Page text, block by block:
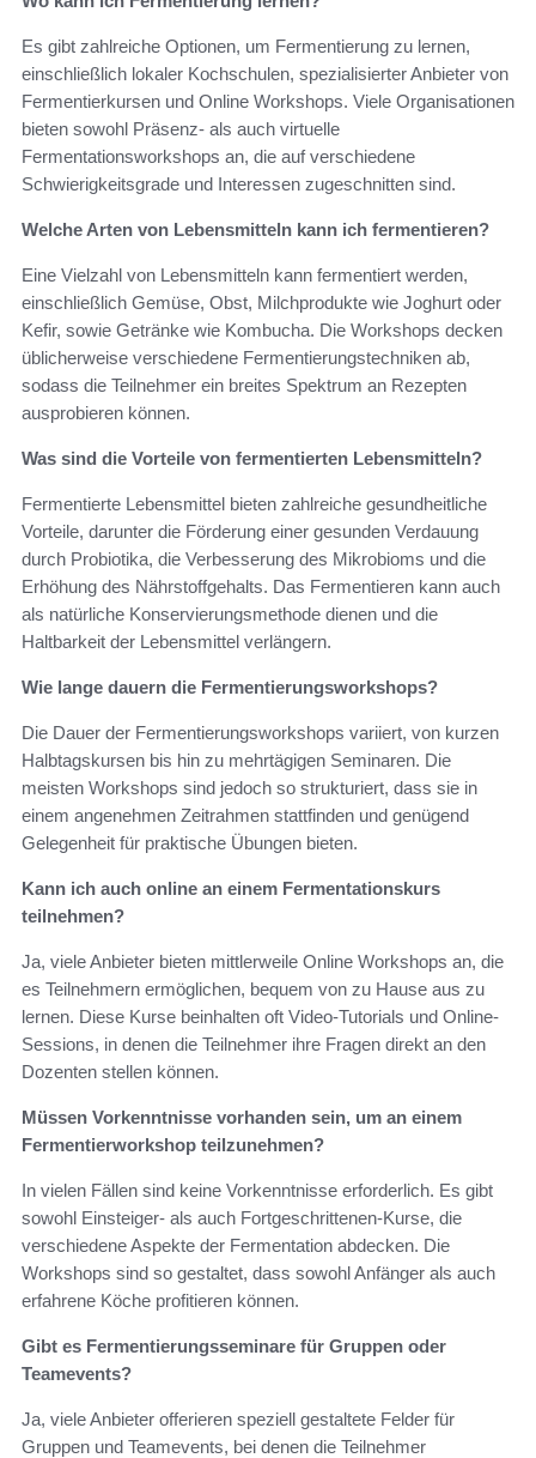
Es gibt zahlreiche Optionen, um Fermentierung zu lernen,
einschließlich lokaler Kochschulen, spezialisierter Anbieter von
Fermentierkursen und Online Workshops. Viele Organisationen
bieten sowohl Präsenz- als auch virtuelle
Fermentationsworkshops an, die auf verschiedene
Schwierigkeitsgrade und Interessen zugeschnitten sind.
Welche Arten von Lebensmitteln kann ich fermentieren?
Eine Vielzahl von Lebensmitteln kann fermentiert werden,
einschließlich Gemüse, Obst, Milchprodukte wie Joghurt oder
Kefir, sowie Getränke wie Kombucha. Die Workshops decken
üblicherweise verschiedene Fermentierungstechniken ab,
sodass die Teilnehmer ein breites Spektrum an Rezepten
ausprobieren können.
Was sind die Vorteile von fermentierten Lebensmitteln?
Fermentierte Lebensmittel bieten zahlreiche gesundheitliche
Vorteile, darunter die Förderung einer gesunden Verdauung
durch Probiotika, die Verbesserung des Mikrobioms und die
Erhöhung des Nährstoffgehalts. Das Fermentieren kann auch
als natürliche Konservierungsmethode dienen und die
Haltbarkeit der Lebensmittel verlängern.
Wie lange dauern die Fermentierungsworkshops?
Die Dauer der Fermentierungsworkshops variiert, von kurzen
Halbtagskursen bis hin zu mehrtägigen Seminaren. Die
meisten Workshops sind jedoch so strukturiert, dass sie in
einem angenehmen Zeitrahmen stattfinden und genügend
Gelegenheit für praktische Übungen bieten.
Kann ich auch online an einem Fermentationskurs
teilnehmen?
Ja, viele Anbieter bieten mittlerweile Online Workshops an, die
es Teilnehmern ermöglichen, bequem von zu Hause aus zu
lernen. Diese Kurse beinhalten oft Video-Tutorials und Online-
Sessions, in denen die Teilnehmer ihre Fragen direkt an den
Dozenten stellen können.
Müssen Vorkenntnisse vorhanden sein, um an einem
Fermentierworkshop teilzunehmen?
In vielen Fällen sind keine Vorkenntnisse erforderlich. Es gibt
sowohl Einsteiger- als auch Fortgeschrittenen-Kurse, die
verschiedene Aspekte der Fermentation abdecken. Die
Workshops sind so gestaltet, dass sowohl Anfänger als auch
erfahrene Köche profitieren können.
Gibt es Fermentierungsseminare für Gruppen oder
Teamevents?
Ja, viele Anbieter offerieren speziell gestaltete Felder für
Gruppen und Teamevents, bei denen die Teilnehmer